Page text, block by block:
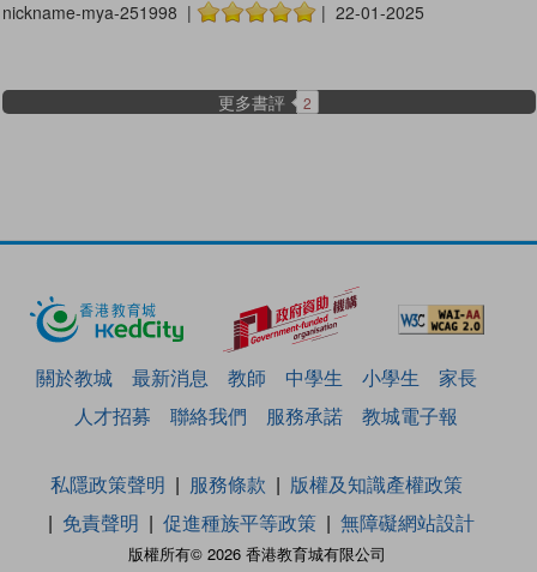
nickname-mya-251998 | | 22-01-2025
更多書評 2
關於教城 最新消息 教師 中學生 小學生
家長
人才招募
聯絡我們 服務承諾 教城電子報
版權所有© 2026 香港教育城有限公司
私隱政策聲明 服務條款
版權及知識產權政策
免責聲明
促進種族平等政策 無障礙網站設計